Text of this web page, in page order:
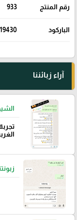
رقم المنتج 933
الباركود
آراء زبائننا